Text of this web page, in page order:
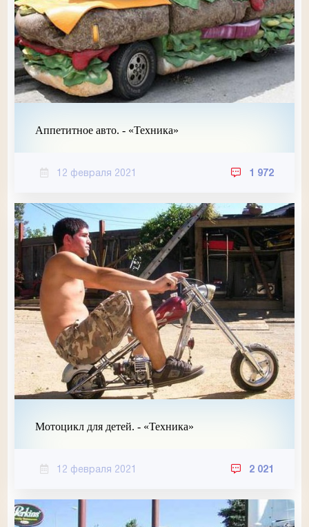
Аппетитное авто. - «Техника»
12 февраля 2021 1 972
Мотоцикл для детей. - «Техника»
12 февраля 2021 2 021